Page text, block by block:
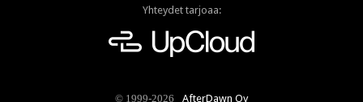
Yhteydet tarjoaa:
© 1999-2026 AfterDawn Oy